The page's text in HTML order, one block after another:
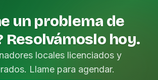
un problema de
Resolvámoslo hoy.
locales licenciados y
Llame para agendar.